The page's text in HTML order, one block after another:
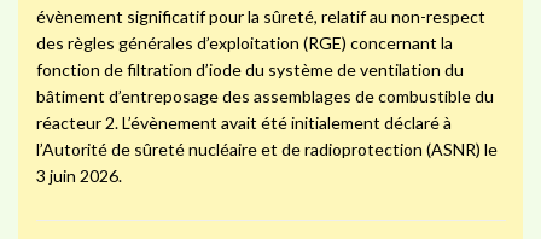
évènement significatif pour la sûreté, relatif au non-respect
des règles générales d’exploitation (RGE) concernant la
fonction de filtration d’iode du système de ventilation du
bâtiment d’entreposage des assemblages de combustible du
réacteur 2. L’évènement avait été initialement déclaré à
l’Autorité de sûreté nucléaire et de radioprotection (ASNR) le
3 juin 2026.